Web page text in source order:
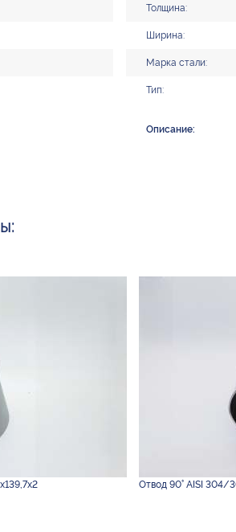
Толщина:
Ширина:
Марка стали:
Тип:
Описание:
Отвод 90° AISI 304/